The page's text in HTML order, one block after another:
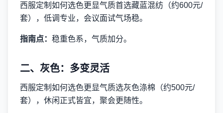
西服定制如何选色更显气质首选藏蓝混纺（约600元/
套），低调专业，会议面试气场稳。
指南点： 稳重色系，气质加分。
二、灰色：多变灵活
西服定制如何选色更显气质选灰色涤棉（约500元/
套），休闲正式皆宜，聚会更随性。